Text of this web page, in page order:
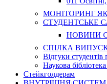
МОНІТОРИНГ
СТУДЕНТСЬКЕ
НОВИНИ
СПІЛКА
Відгуки
Наукова
Стейкголдерам